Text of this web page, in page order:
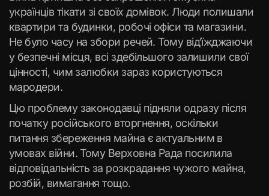
українців тікати зі своїх домівок. Люди полишали
квартири та будинки, робочі офіси та магазини.
Не було часу на збори речей. Тому від’їжджаючи
у безпечні місця, всі здебільшого залишили свої
цінності, чим залюбки зараз користуються
мародери.
Цю проблему законодавці підняли одразу після
початку російського вторгнення, оскільки
питання збереження майна є актуальним в
умовах війни. Тому Верховна Рада посилила
відповідальність за розкрадання чужого майна,
розбій, вимагання тощо.